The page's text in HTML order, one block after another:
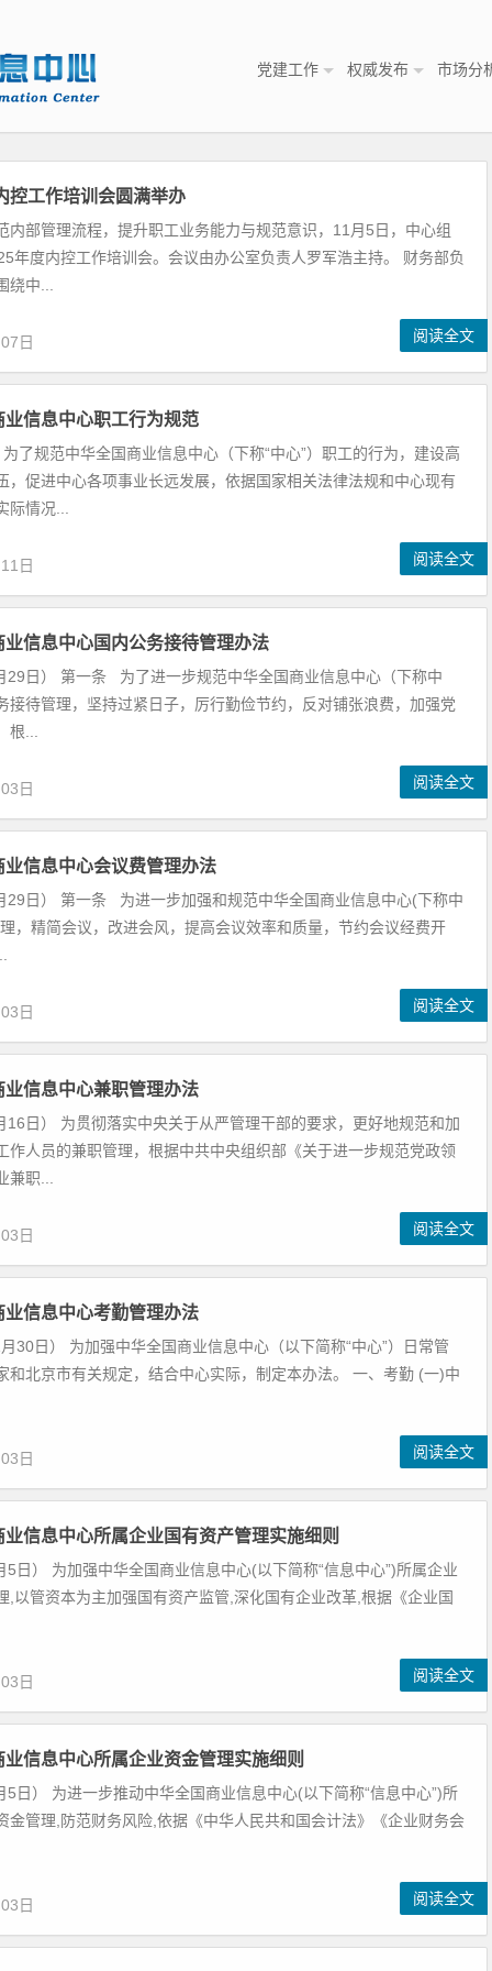
党建工作 权威发布 市场分
控工作培训会圆满举办
内部管理流程，提升职工业务能力与规范意识，11月5日，中心组
年度内控工作培训会。会议由办公室负责人罗军浩主持。 财务部负
绕中...
日 阅读全文
业信息中心职工行为规范
了规范中华全国商业信息中心（下称“中心”）职工的行为，建设高
，促进中心各项事业长远发展，依据国家相关法律法规和中心现有
际情况...
日 阅读全文
业信息中心国内公务接待管理办法
29日） 第一条 为了进一步规范中华全国商业信息中心（下称中
接待管理，坚持过紧日子，厉行勤俭节约，反对铺张浪费，加强党
根...
日 阅读全文
业信息中心会议费管理办法
29日） 第一条 为进一步加强和规范中华全国商业信息中心(下称中
，精简会议，改进会风，提高会议效率和质量，节约会议经费开
日 阅读全文
业信息中心兼职管理办法
16日） 为贯彻落实中央关于从严管理干部的要求，更好地规范和加
作人员的兼职管理，根据中共中央组织部《关于进一步规范党政领
兼职...
日 阅读全文
业信息中心考勤管理办法
30日） 为加强中华全国商业信息中心（以下简称“中心”）日常管
和北京市有关规定，结合中心实际，制定本办法。 一、考勤 (一)中
日 阅读全文
信息中心所属企业国有资产管理实施细则
5日） 为加强中华全国商业信息中心(以下简称“信息中心”)所属企业
,以管资本为主加强国有资产监管,深化国有企业改革,根据《企业国
日 阅读全文
信息中心所属企业资金管理实施细则
5日） 为进一步推动中华全国商业信息中心(以下简称“信息中心”)所
金管理,防范财务风险,依据《中华人民共和国会计法》《企业财务会
日 阅读全文